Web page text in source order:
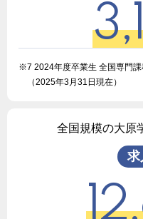
※7 2024年度卒業生 全国専門課
（2025年3月31日現在）
全国規模の大原
求